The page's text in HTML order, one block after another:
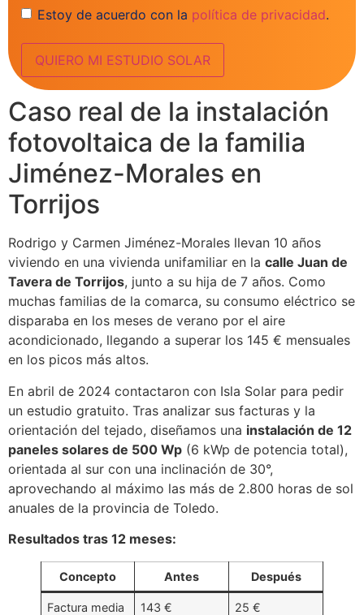
Consentimiento
Estoy de acuerdo con la política de privacidad.
Caso real de la instalación
fotovoltaica de la familia
Jiménez-Morales en
Torrijos
Rodrigo y Carmen Jiménez-Morales llevan 10 años
viviendo en una vivienda unifamiliar en la calle Juan de
Tavera de Torrijos, junto a su hija de 7 años. Como
muchas familias de la comarca, su consumo eléctrico se
disparaba en los meses de verano por el aire
acondicionado, llegando a superar los 145 € mensuales
en los picos más altos.
En abril de 2024 contactaron con Isla Solar para pedir
un estudio gratuito. Tras analizar sus facturas y la
orientación del tejado, diseñamos una instalación de 12
paneles solares de 500 Wp (6 kWp de potencia total),
orientada al sur con una inclinación de 30°,
aprovechando al máximo las más de 2.800 horas de sol
anuales de la provincia de Toledo.
Resultados tras 12 meses:
Concepto Antes Después
Factura media
143 € 25 €